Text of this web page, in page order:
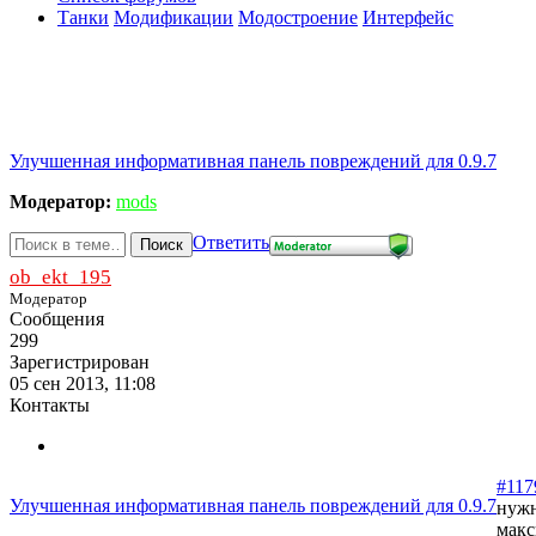
Танки Модификации Модостроение Интерфейс
Улучшенная информативная панель повреждений для 0.9.7
Модератор: mods
Поиск Ответить
ob_ekt_195
Модератор
Сообщения
299
Зарегистрирован
05 сен 2013, 11:08
Контакты
Улучшенная информативная панель повреждений для 0.9.7